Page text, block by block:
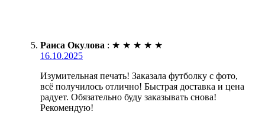
Раиса Окулова : ★ ★ ★ ★ ★
16.10.2025
Изумительная печать! Заказала футболку с фото,
всё получилось отлично! Быстрая доставка и цена
радует. Обязательно буду заказывать снова!
Рекомендую!